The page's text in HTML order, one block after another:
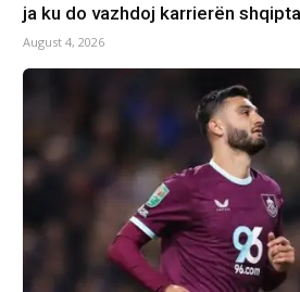
ja ku do vazhdoj karrierën
August 4, 2026